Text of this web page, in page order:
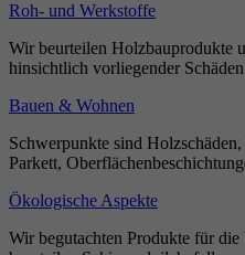
Roh- und Werkstoffe
Wir beurteilen Holzbauprodukte
hinsichtlich vorliegender
Bauen & Wohnen
Schwerpunkte sind
Parkett,
Ökologische Aspekte
Wir begutachten Produkte für